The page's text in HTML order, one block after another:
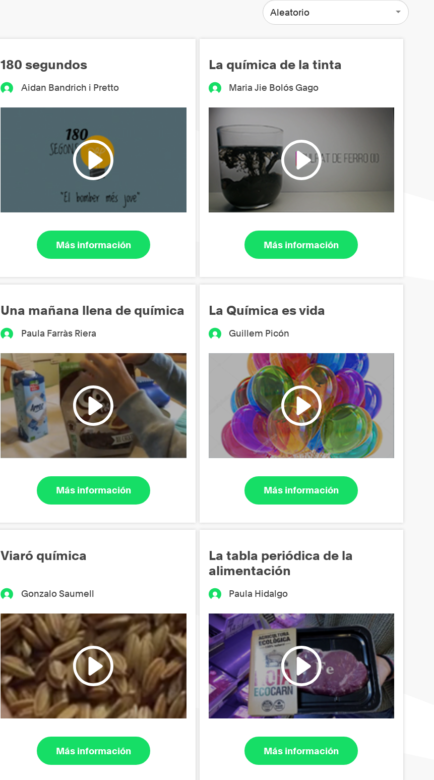
Aleatorio
180 segundos
Aidan Bandrich i Pretto
Más información
La química de la tinta
Maria Jie Bolós Gago
Más información
Una mañana llena de química
Paula Farràs Riera
Más información
La Química es vida
Guillem Picón
Más información
Viaró química
Gonzalo Saumell
Más información
La tabla periódica de la
alimentación
Paula Hidalgo
Más información